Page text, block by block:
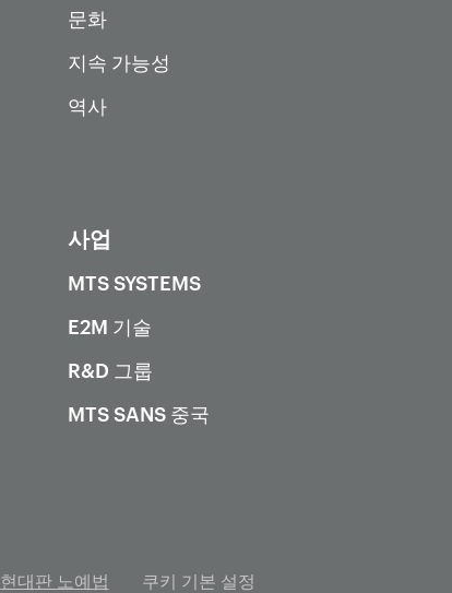
문화
지속 가능성
역사
사업
MTS SYSTEMS
E2M 기술
R&D 그룹
MTS SANS 중국
현대판 노예법 쿠키 기본 설정